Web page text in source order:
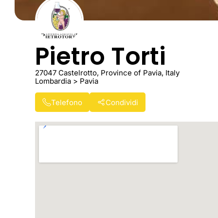
Pietro Torti
27047 Castelrotto, Province of Pavia, Italy
Lombardia > Pavia
Telefono Condividi